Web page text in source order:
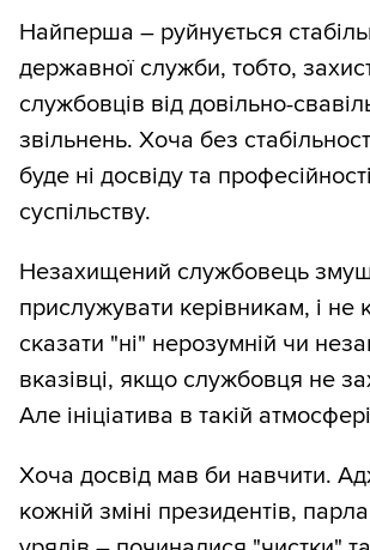
Найперша – руйнується
державної служби, тобто,
службовців від довільно-
звільнень. Хоча без
буде ні досвіду та
суспільству.
Незахищений службовець
прислужувати керівникам, і
сказати "ні" нерозумній чи
вказівці, якщо службовця не
Але ініціатива в такій
Хоча досвід мав би навчити.
кожній зміні президентів,